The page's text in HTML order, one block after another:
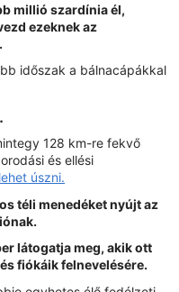
millió szardínia él,
ezeknek az
időszak a bálnacápákkal
128 km-re fekvő
és ellési
úszni.
téli menedéket nyújt az
látogatja meg, akik ott
fiókáik felnevelésére.